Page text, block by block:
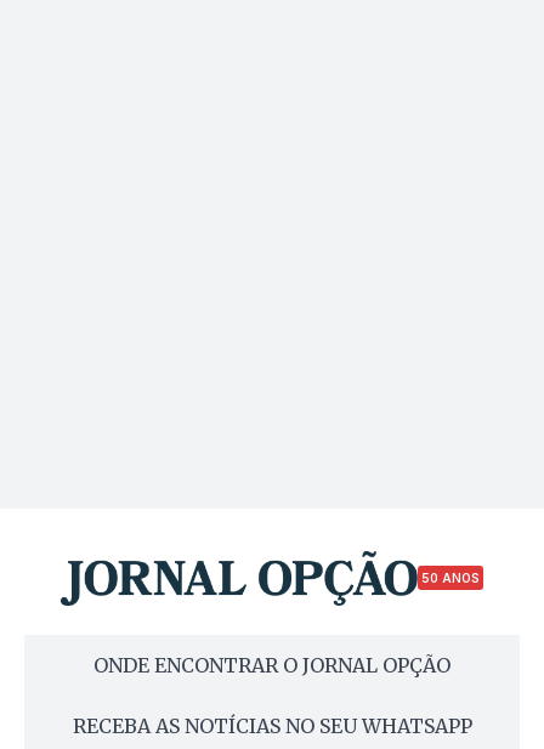
50 ANOS
ONDE ENCONTRAR O JORNAL OPÇÃO
RECEBA AS NOTÍCIAS NO SEU WHATSAPP